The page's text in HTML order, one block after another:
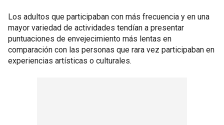
Los adultos que participaban con más frecuencia y en una
mayor variedad de actividades tendían a presentar
puntuaciones de envejecimiento más lentas en
comparación con las personas que rara vez participaban en
experiencias artísticas o culturales.